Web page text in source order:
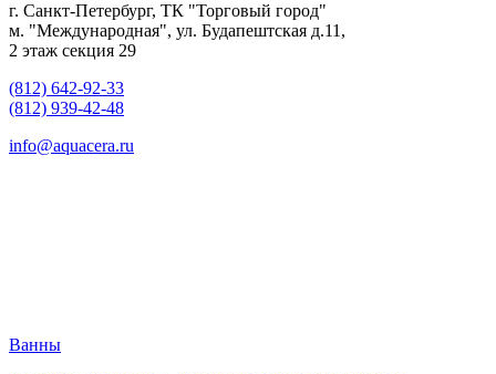
г. Санкт-Петербург, ТК "Торговый город"
м. "Международная", ул. Будапештская д.11,
2 этаж секция 29
(812) 642-92-33
(812) 939-42-48
info@aquacera.ru
Ванны